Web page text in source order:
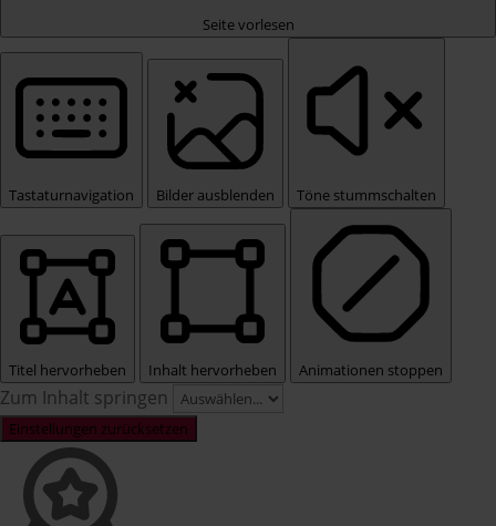
Seite vorlesen
Tastaturnavigation Bilder ausblenden Töne stummschalten
Titel hervorheben Inhalt hervorheben Animationen stoppen
Zum Inhalt springen
Einstellungen zurücksetzen